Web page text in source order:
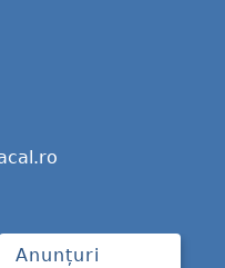
Anunțuri